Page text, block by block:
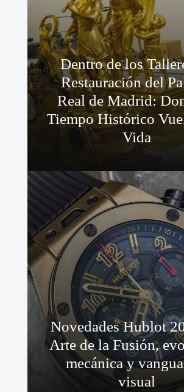
Dentro de los
Restauración del
Real de Madrid:
Tiempo Histórico
Vida
Novedades Hublot
Arte de la Fusión,
mecánica y
visual